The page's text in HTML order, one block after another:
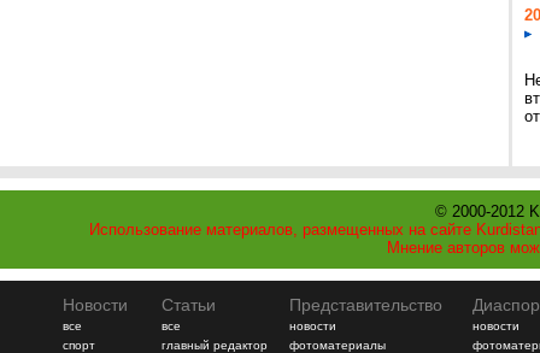
© 2000-2012
Использование материалов, размещенных на сайте
Мнение авторов
Новости
все
спорт
Статьи
все
главный редактор
Представительство
новости
фотоматериалы
новости